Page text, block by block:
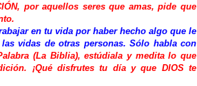
por aquellos seres que amas, pide que
en tu vida por haber hecho algo que le
vidas de otras personas. Sólo habla con
(La Biblia), estúdiala y medita lo que
¡Qué disfrutes tu día y que DIOS te